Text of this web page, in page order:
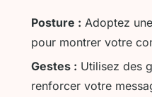
Posture : Adoptez
pour montrer votre
Gestes : Utilisez des
renforcer votre